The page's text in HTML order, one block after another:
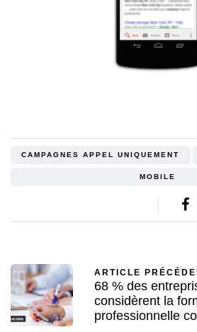
CAMPAGNES APPEL UNIQUEMENT
MOBILE
ARTICLE
68 % des
considèrent la
professionnelle